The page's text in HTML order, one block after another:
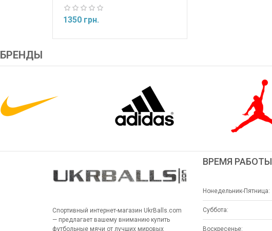
1350 грн.
БРЕНДЫ
Спортивный интернет-магазин UkrBalls.com
— предлагает вашему вниманию купить
футбольные мячи от лучших мировых
ВРЕМЯ РАБОТЫ
Нонедельник-Пятница:
Суббота:
Воскресенье: